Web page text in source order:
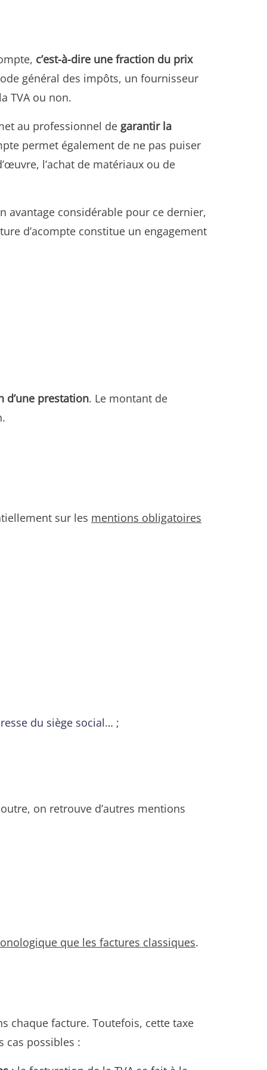
c’est-à-dire une fraction du prix
général des impôts, un fournisseur
TVA ou non.
au professionnel de garantir la
permet également de ne pas puiser
l’achat de matériaux ou de
avantage considérable pour ce dernier,
d’acompte constitue un engagement
d’une prestation. Le montant de
sur les mentions obligatoires
du siège social… ;
on retrouve d’autres mentions
que les factures classiques.
chaque facture. Toutefois, cette taxe
cas possibles :